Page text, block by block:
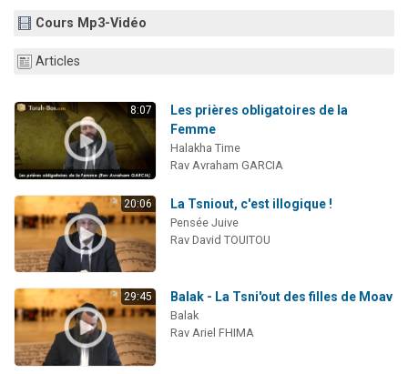
Cours Mp3-Vidéo
Articles
8:07
Les prières obligatoires de la
Femme
Halakha Time
Rav Avraham GARCIA
20:06 La Tsniout, c'est illogique !
Pensée Juive
Rav David TOUITOU
29:45 Balak - La Tsni'out des filles de Moav
Balak
Rav Ariel FHIMA